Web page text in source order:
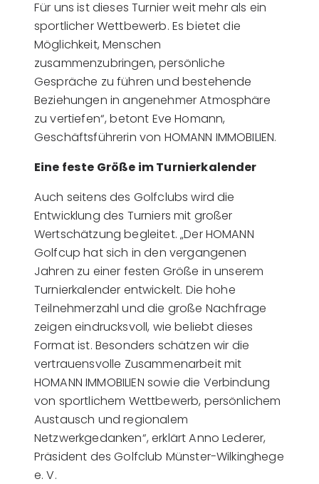
Für uns ist dieses Turnier weit mehr als ein
sportlicher Wettbewerb. Es bietet die
Möglichkeit, Menschen
zusammenzubringen, persönliche
Gespräche zu führen und bestehende
Beziehungen in angenehmer Atmosphäre
zu vertiefen“, betont Eve Homann,
Geschäftsführerin von HOMANN IMMOBILIEN.
Eine feste Größe im Turnierkalender
Auch seitens des Golfclubs wird die
Entwicklung des Turniers mit großer
Wertschätzung begleitet. „Der HOMANN
Golfcup hat sich in den vergangenen
Jahren zu einer festen Größe in unserem
Turnierkalender entwickelt. Die hohe
Teilnehmerzahl und die große Nachfrage
zeigen eindrucksvoll, wie beliebt dieses
Format ist. Besonders schätzen wir die
vertrauensvolle Zusammenarbeit mit
HOMANN IMMOBILIEN sowie die Verbindung
von sportlichem Wettbewerb, persönlichem
Austausch und regionalem
Netzwerkgedanken“, erklärt Anno Lederer,
Präsident des Golfclub Münster-Wilkinghege
e. V.